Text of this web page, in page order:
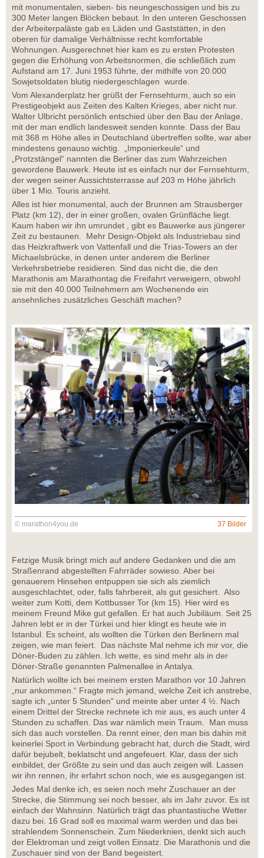
mit monumentalen, sieben- bis neungeschossigen und bis zu
300 Meter langen Blöcken bebaut. In den unteren Geschossen
der Arbeiterpaläste gab es Läden und Gaststätten, in den
oberen für damalige Verhältnisse recht komfortable
Wohnungen. Ausgerechnet hier kam es zu ersten Protesten
gegen die Erhöhung von Arbeitsnormen, die schließlich zum
Aufstand am 17. Juni 1953 führte, der mithilfe von 20.000
Sowjetsoldaten blutig niedergeschlagen wurde.
Vom Alexanderplatz her grüßt der Fernsehturm, auch so ein
Prestigeobjekt aus Zeiten des Kalten Krieges, aber nicht nur.
Walter Ulbricht persönlich entschied über den Bau der Anlage,
mit der man endlich landesweit senden konnte. Dass der Bau
mit 368 m Höhe alles in Deutschland übertreffen sollte, war aber
mindestens genauso wichtig. „Imponierkeule“ und
„Protzstängel“ nannten die Berliner das zum Wahrzeichen
gewordene Bauwerk. Heute ist es einfach nur der Fernsehturm,
der wegen seiner Aussichtsterrasse auf 203 m Höhe jährlich
über 1 Mio. Touris anzieht.
Alles ist hier monumental, auch der Brunnen am Strausberger
Platz (km 12), der in einer großen, ovalen Grünfläche liegt.
Kaum haben wir ihn umrundet , gibt es Bauwerke aus jüngerer
Zeit zu bestaunen. Mehr Design-Objekt als Industriebau sind
das Heizkraftwerk von Vattenfall und die Trias-Towers an der
Michaelsbrücke, in denen unter anderem die Berliner
Verkehrsbetriebe residieren. Sind das nicht die, die den
Marathonis am Marathontag die Freifahrt verweigern, obwohl
sie mit den 40.000 Teilnehmern am Wochenende ein
ansehnliches zusätzliches Geschäft machen?
© marathon4you.de 37 Bilder
Fetzige Musik bringt mich auf andere Gedanken und die am
Straßenrand abgestellten Fahrräder sowieso. Aber bei
genauerem Hinsehen entpuppen sie sich als ziemlich
ausgeschlachtet, oder, falls fahrbereit, als gut gesichert. Also
weiter zum Kotti, dem Kottbusser Tor (km 15). Hier wird es
meinem Freund Mike gut gefallen. Er hat auch Jubiläum. Seit 25
Jahren lebt er in der Türkei und hier klingt es heute wie in
Istanbul. Es scheint, als wollten die Türken den Berlinern mal
zeigen, wie man feiert. Das nächste Mal nehme ich mir vor, die
Döner-Buden zu zählen. Ich wette, es sind mehr als in der
Döner-Straße genannten Palmenallee in Antalya.
Natürlich wollte ich bei meinem ersten Marathon vor 10 Jahren
„nur ankommen.“ Fragte mich jemand, welche Zeit ich anstrebe,
sagte ich „unter 5 Stunden“ und meinte aber unter 4 ½. Nach
einem Drittel der Strecke rechnete ich mir aus, es auch unter 4
Stunden zu schaffen. Das war nämlich mein Traum. Man muss
sich das auch vorstellen. Da rennt einer, den man bis dahin mit
keinerlei Sport in Verbindung gebracht hat, durch die Stadt, wird
dafür bejubelt, beklatscht und angefeuert. Klar, dass der sich
einbildet, der Größte zu sein und das auch zeigen will. Lassen
wir ihn rennen, ihr erfahrt schon noch, wie es ausgegangen ist.
Jedes Mal denke ich, es seien noch mehr Zuschauer an der
Strecke, die Stimmung sei noch besser, als im Jahr zuvor. Es ist
einfach der Wahnsinn. Natürlich trägt das phantastische Wetter
dazu bei. 16 Grad soll es maximal warm werden und das bei
strahlendem Sonnenschein. Zum Niederknien, denkt sich auch
der Elektroman und zeigt vollen Einsatz. Die Marathonis und die
Zuschauer sind von der Band begeistert.